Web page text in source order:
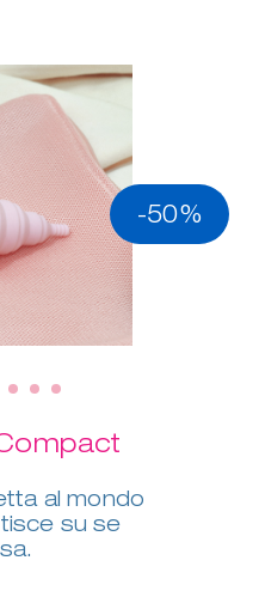
-50%
al mondo
su se